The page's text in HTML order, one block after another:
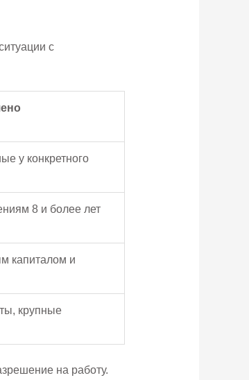
с
у конкретного
8 и более лет
капиталом и
крупные
на работу.